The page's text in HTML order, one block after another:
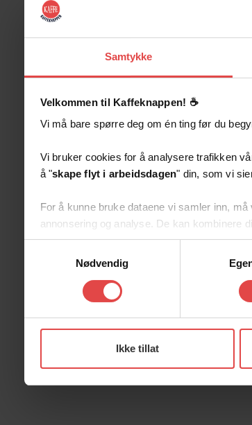
Samtykke
Velkommen til Kaffeknappen! ☕️
Vi må bare spørre deg om én ting før du
Vi bruker cookies for å analysere trafikken
å "skape flyt i arbeidsdagen" din, som vi
For å kunne bruke dataene vi samler inn,
annonsering og analyse. De kan kombinere
samlet inn gjennom din bruk av tjenestene
cookies. Valget er ditt!
Nødvendig
Ikke tillat
Mål: